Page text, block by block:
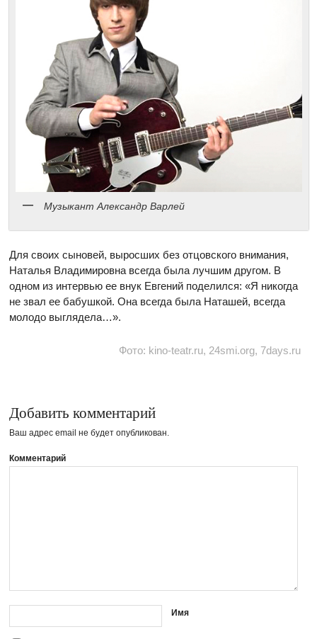
Музыкант Александр Варлей
Для своих сыновей, выросших без отцовского внимания,
Наталья Владимировна всегда была лучшим другом. В
одном из интервью ее внук Евгений поделился: «Я никогда
не звал ее бабушкой. Она всегда была Наташей, всегда
молодо выглядела…».
Фото: kino-teatr.ru, 24smi.org, 7days.ru
Добавить комментарий
Ваш адрес email не будет опубликован.
Комментарий
Имя